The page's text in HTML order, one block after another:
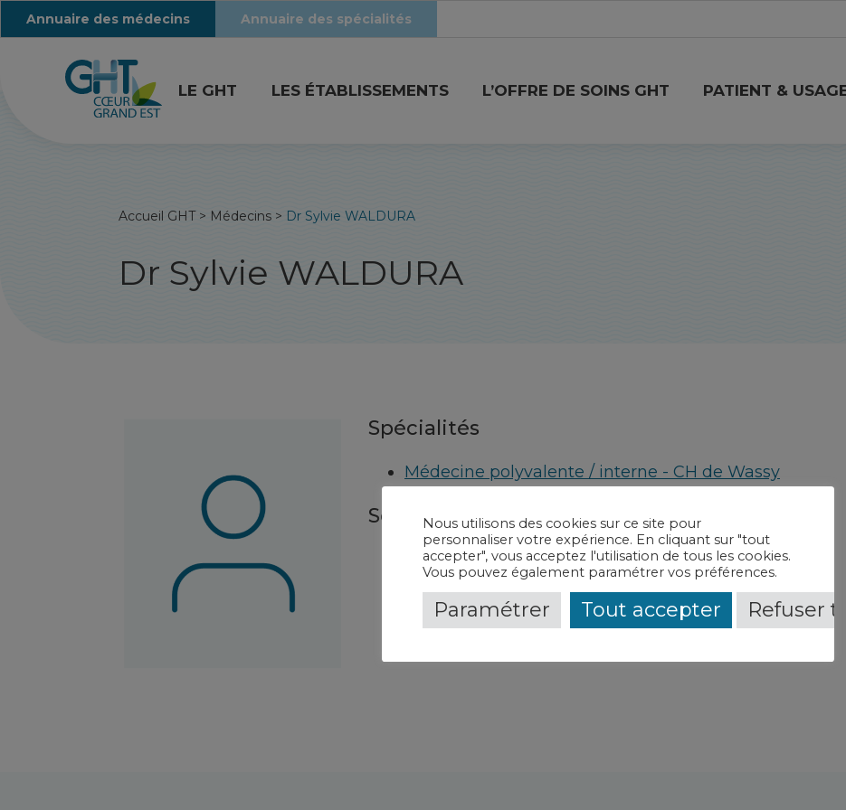
Annuaire des médecins Annuaire des spécialités
LE GHT LES ÉTABLISSEMENTS L’OFFRE DE SOINS GHT PATIENT &
Accueil GHT> Médecins > Dr Sylvie WALDURA
Dr Sylvie WALDURA
Spécialités
Médecine polyvalente / interne - CH de Wassy
Service(s) et contact(s)
Médecine polyvalente -CH de Wassy
Nous utilisons des cookies sur ce site pour
personnaliser votre expérience. En cliquant sur "tout
accepter", vous acceptez l'utilisation de tous les cookies.
Vous pouvez également paramétrer vos préférences.
Paramétrer Tout accepter Refuser